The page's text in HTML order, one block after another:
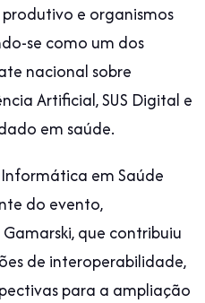
e organismos
se como um dos
nacional sobre
Artificial, SUS Digital e
em saúde.
em Saúde
do evento,
que contribuiu
de interoperabilidade,
para a ampliação